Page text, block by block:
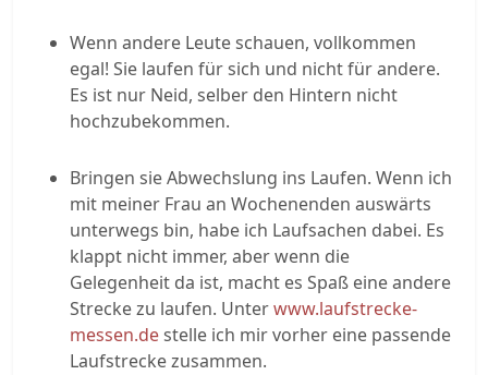
Wenn andere Leute schauen, vollkommen
egal! Sie laufen für sich und nicht für andere.
Es ist nur Neid, selber den Hintern nicht
hochzubekommen.
Bringen sie Abwechslung ins Laufen. Wenn ich
mit meiner Frau an Wochenenden auswärts
unterwegs bin, habe ich Laufsachen dabei. Es
klappt nicht immer, aber wenn die
Gelegenheit da ist, macht es Spaß eine andere
Strecke zu laufen. Unterwww.laufstrecke-
messen.destelle ich mir vorher eine passende
Laufstrecke zusammen.